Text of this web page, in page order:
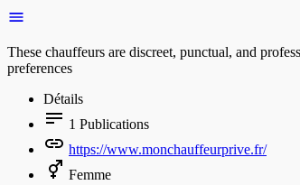
These chauffeurs are discreet, punctual, and
preferences
Détails
1 Publications
https://www.monchauffeurprive.fr/
Femme